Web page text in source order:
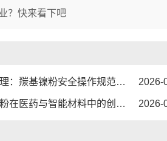
？快来看下吧
基镍粉安全操作规范化指南... 2026-
药与智能材料中的创新角色... 2026-